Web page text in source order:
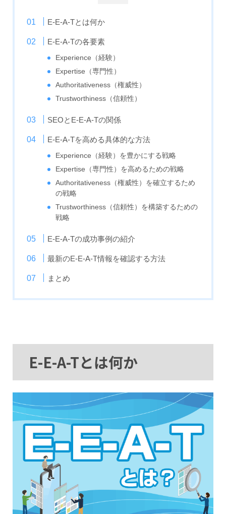
E-E-A-Tとは何か
E-E-A-Tの各要素
Experience（経験）
Expertise（専門性）
Authoritativeness（権威性）
Trustworthiness（信頼性）
SEOとE-E-A-Tの関係
E-E-A-Tを高める具体的な方法
Experience（経験）を豊かにする戦略
Expertise（専門性）を高めるための戦略
Authoritativeness（権威性）を確立するため
の戦略
Trustworthiness（信頼性）を構築するための
戦略
E-E-A-Tの成功事例の紹介
最新のE-E-A-T情報を確認する方法
まとめ
E-E-A-Tとは何か